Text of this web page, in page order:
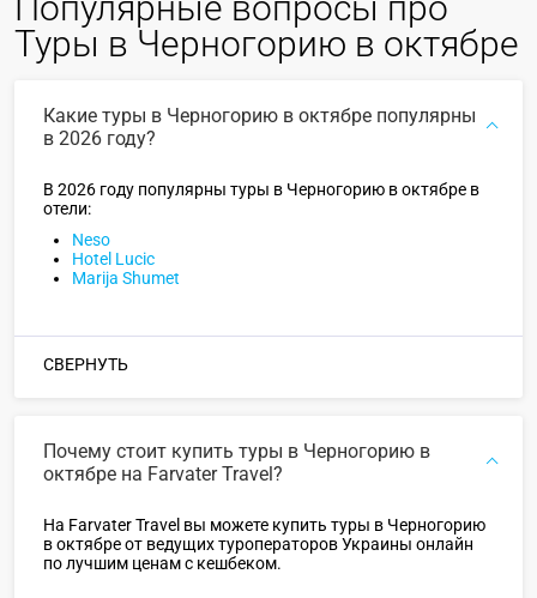
Туры в Черногорию в октябре
Какие туры в Черногорию в октябре популярны
в 2026 году?
В 2026 году популярны туры в Черногорию в октябре в
отели:
Neso
Hotel Lucic
Marija Shumet
СВЕРНУТЬ
Почему стоит купить туры в Черногорию в
октябре на Farvater Travel?
На Farvater Travel вы можете купить туры в Черногорию
в октябре от ведущих туроператоров Украины онлайн
по лучшим ценам с кешбеком.